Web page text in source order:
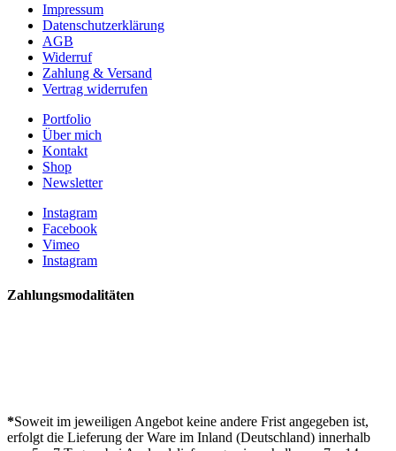
Impressum
Datenschutzerklärung
AGB
Widerruf
Zahlung & Versand
Vertrag widerrufen
Portfolio
Über mich
Kontakt
Shop
Newsletter
Instagram
Facebook
Vimeo
Instagram
Zahlungsmodalitäten
*Soweit im jeweiligen Angebot keine andere Frist angegeben ist,
erfolgt die Lieferung der Ware im Inland (Deutschland) innerhalb